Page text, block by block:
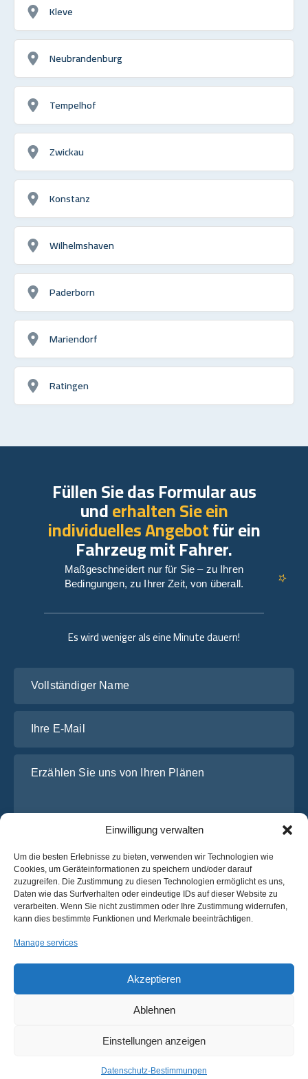
Einwilligung verwalten
Um die besten Erlebnisse zu bieten, verwenden wir Technologien wie
Cookies, um Geräteinformationen zu speichern und/oder darauf
zuzugreifen. Die Zustimmung zu diesen Technologien ermöglicht es uns,
Daten wie das Surfverhalten oder eindeutige IDs auf dieser Website zu
verarbeiten. Wenn Sie nicht zustimmen oder Ihre Zustimmung widerrufen,
kann dies bestimmte Funktionen und Merkmale beeinträchtigen.
Manage services
Akzeptieren
Ablehnen
Einstellungen anzeigen
Datenschutz-Bestimmungen
Kleve
Neubrandenburg
Tempelhof
Zwickau
Konstanz
Wilhelmshaven
Paderborn
Mariendorf
Ratingen
Datenschutz-
Bedingungen &
Es wird weniger als eine Minute dauern!
Ich habe dieDatenschutz-Bestimmungenvon OsaBus
gelesen und stimme ihnen zu.
Ein Angebot einholen
Füllen Sie das Formular aus
underhalten Sie ein
individuelles Angebotfür ein
Fahrzeug mit Fahrer.
Maßgeschneidert nur für Sie – zu Ihren
Bedingungen, zu Ihrer Zeit, von überall.